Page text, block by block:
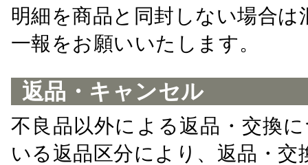
明細を商品と同封しない場合
一報をお願いいたします。
返品・キャンセル
不良品以外による返品・交換
いる返品区分により、返品・